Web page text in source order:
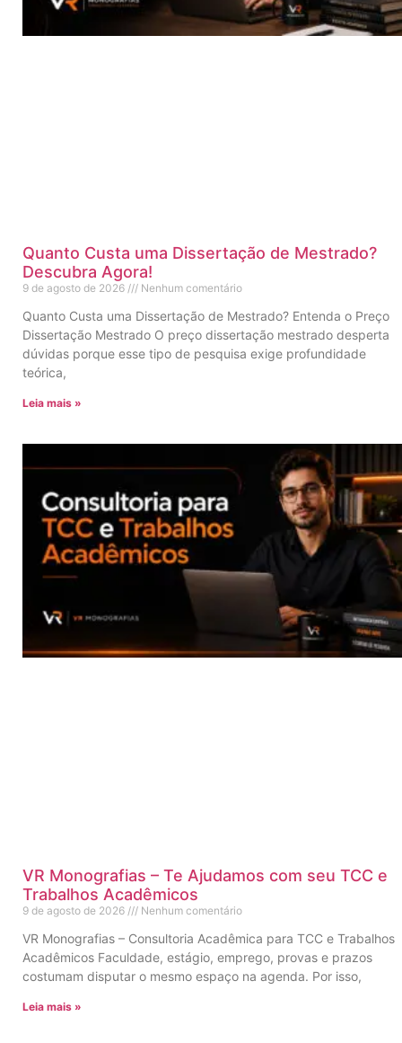
Quanto Custa uma Dissertação de Mestrado?
Descubra Agora!
9 de agosto de 2026 Nenhum comentário
Quanto Custa uma Dissertação de Mestrado? Entenda o Preço
Dissertação Mestrado O preço dissertação mestrado desperta
dúvidas porque esse tipo de pesquisa exige profundidade
teórica,
Leia mais »
VR Monografias – Te Ajudamos com seu TCC e
Trabalhos Acadêmicos
9 de agosto de 2026 Nenhum comentário
VR Monografias – Consultoria Acadêmica para TCC e Trabalhos
Acadêmicos Faculdade, estágio, emprego, provas e prazos
costumam disputar o mesmo espaço na agenda. Por isso,
Leia mais »